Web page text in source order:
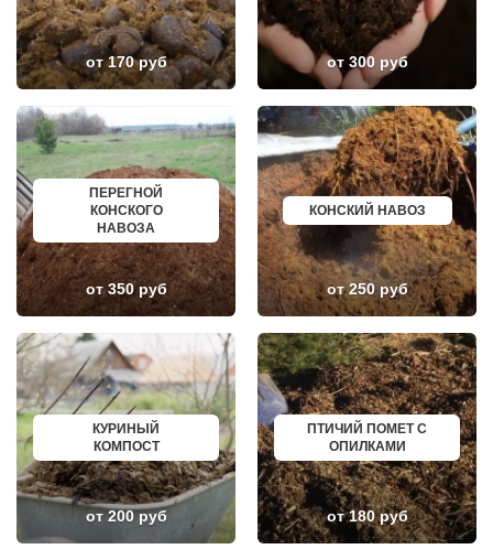
НАРО-ФОМИНСК
НАХАБИНО
НЕКРАСОВКА
НЕКРАСОВСКИЙ
НЕМЧИНОВКА
НИЖНЕЕ ВАЛУЕВО
НОВИНКИ
НОВОБРАТЦЕВСКИЙ
НОВОИВАНОВСКОЕ
НОВОПЕТРОВСКОЕ
НОВОПОДРЕЗКОВО
НОВОСИНЬКОВО
НОГИНСК
ОБОЛЕНСК
ОБУХОВО
ОДИНЦОВО
ОЖЕРЕЛЬЕ
ОКТЯБРЬСКИЙ
ОРЕХОВО-ЗУЕВО
ОСТРОВЦЫ
ПАВЛОВСКАЯ СЛОБОДА
ПАВЛОВСКИЙ ПОСАД
ПЕНИНО
ПЕРВОМАЙСКОЕ
ПЕРЕСВЕТ
ПЕСКИ
ПИРОГОВСКИЙ
ПОВАРОВО
ПОДОЛЬСК
ПОЛУШКИНО
БЕЛОЯРСКИЙ
ГУСЬ ХРУСТАЛЬНЫЙ
ИЗБЕРБАШ
НАЗРАНЬ
АБИНСК
ПЕРЕВОЗ
ИСКИТИМ
СЫСЕРТЬ
КЫЗЫЛ
МИХАЙЛОВКА
АКСАЙ
ПЕРЕСЛАВЛЬ ЗАЛЕССКИЙ
ЖУКОВ
КУРЧАТОВ
УГЛИЧ
ШЕБЕКИНО
БЕЛОВО
СОКОЛ
ОКТЯБРЬСК
КИМРЫ
КОТЛАС
УСТЬ ИЛИМСК
ШАДРИНСК
ДАНКОВ
МИЧУРИНСК
ВЯЗНИКИ
ГОРОДЕЦ
САСОВО
СУХОЙ ЛОГ
ГУРЬЕВСК
от 170 руб от 300 руб
ПЕРЕГНОЙ
КОНСКОГО
НАВОЗА
от 350 руб
КОНСКИЙ НАВОЗ
от 250 руб
КУРИНЫЙ
КОМПОСТ
от 200 руб
ПТИЧИЙ ПОМЕТ С
ОПИЛКАМИ
от 180 руб